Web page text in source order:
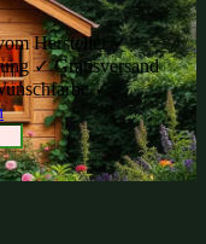
Hersteller ✓
✓ Gratisversand
✓